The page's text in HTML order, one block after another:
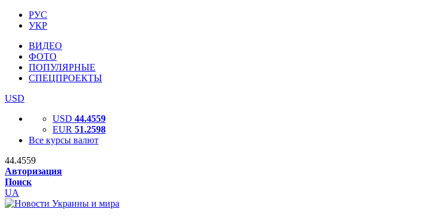
РУС
УКР
ВИДЕО
ФОТО
ПОПУЛЯРНЫЕ
СПЕЦПРОЕКТЫ
USD
USD 44.4559
EUR 51.2598
Все курсы валют
44.4559
Авторизация
Поиск
UA